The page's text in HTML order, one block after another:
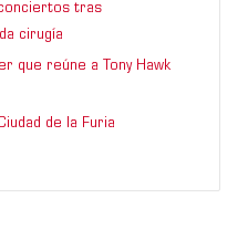
tras
cirugía
que reúne a Tony Hawk
de la Furia